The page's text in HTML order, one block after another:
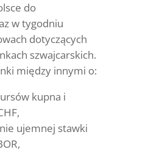
do
w tygodniu
dotyczących
szwajcarskich.
między innymi o:
kupna i
ujemnej stawki